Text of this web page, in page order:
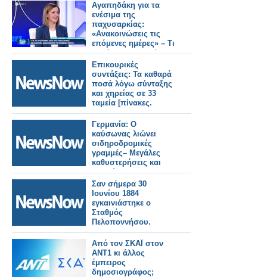
Αγαπηδάκη για τα
ενέσιμα της
παχυσαρκίας:
«Ανακοινώσεις τις
επόμενες ημέρες» – Τι
θα γίνει με τους ήδη
ενταγμένους
δικαιούχους (video)
Επικουρικές
συντάξεις: Τα καθαρά
ποσά λόγω σύνταξης
και χηρείας σε 33
ταμεία [πίνακες.
Γερμανία: Ο
καύσωνας λιώνει
σιδηροδρομικές
γραμμές– Μεγάλες
καθυστερήσεις και
ακυρώσεις
δρομολογίων.
Σαν σήμερα 30
Ιουνίου 1884
εγκαινιάστηκε ο
Σταθμός
Πελοποννήσου.
Από τον ΣΚΑΪ στον
ΑΝΤ1 κι άλλος
έμπειρος
δημοσιογράφος;